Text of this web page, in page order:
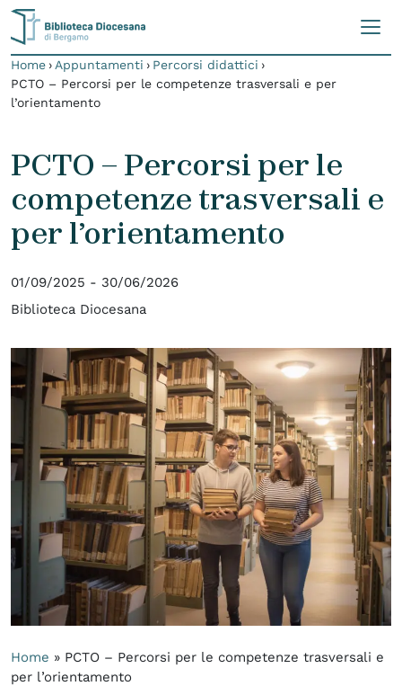
Skip to content
Home › Appuntamenti › Percorsi didattici ›
PCTO – Percorsi per le competenze trasversali e per
l’orientamento
PCTO – Percorsi per le
competenze trasversali e
per l’orientamento
01/09/2025 - 30/06/2026
Biblioteca Diocesana
Home » PCTO – Percorsi per le competenze trasversali e
per l’orientamento